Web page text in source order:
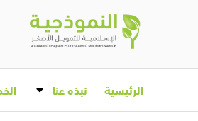
الرئيسية نبذه عنا